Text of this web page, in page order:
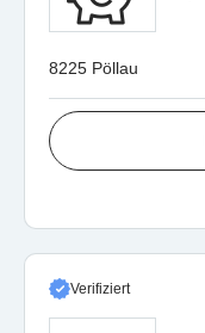
8225 Pöllau
Verifiziert